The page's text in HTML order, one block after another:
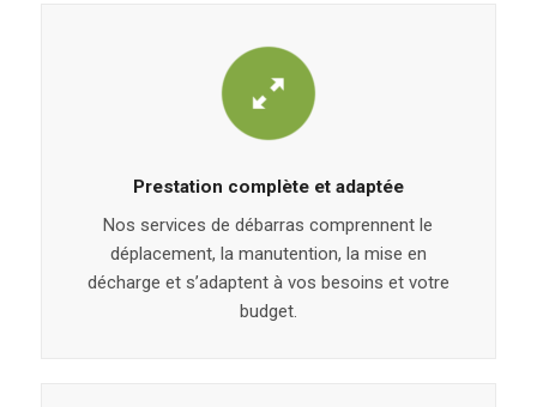
Prestation complète et adaptée
Nos services de débarras comprennent le
déplacement, la manutention, la mise en
décharge et s’adaptent à vos besoins et votre
budget.